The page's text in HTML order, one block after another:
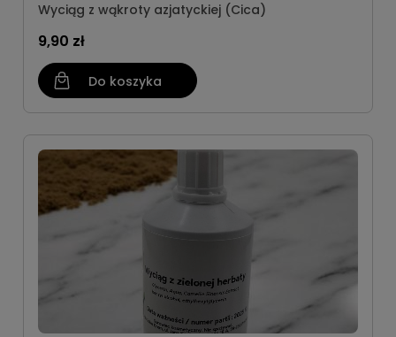
Wyciąg z wąkroty azjatyckiej (Cica)
9,90 zł
Do koszyka